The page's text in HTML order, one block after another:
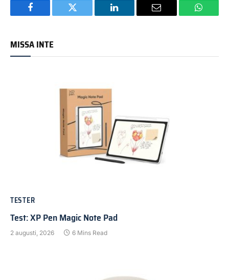
Facebook Twitter LinkedIn Email
MISSA INTE
TESTER
Test: XP Pen Magic Note Pad
2 augusti, 2026 6 Mins Read